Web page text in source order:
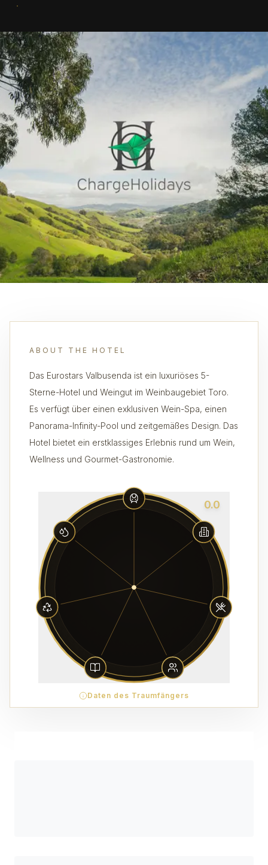
ABOUT THE HOTEL
Das Eurostars Valbusenda ist ein luxuriöses 5-
Sterne-Hotel und Weingut im Weinbaugebiet Toro.
Es verfügt über einen exklusiven Wein-Spa, einen
Panorama-Infinity-Pool und zeitgemäßes Design. Das
Hotel bietet ein erstklassiges Erlebnis rund um Wein,
Wellness und Gourmet-Gastronomie.
0.0
Daten des Traumfängers